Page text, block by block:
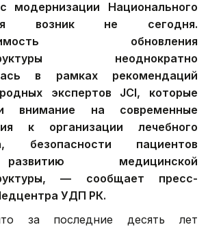
модернизации Национального
возник не сегодня.
обновления
неоднократно
в рамках рекомендаций
экспертов JCI, которые
внимание на современные
к организации лечебного
безопасности пациентов
медицинской
— сообщает пресс-
УДП РК.
за последние десять лет